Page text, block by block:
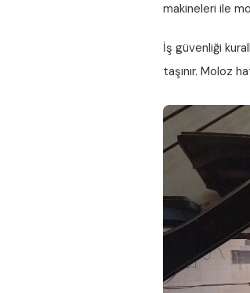
makineleri ile
İş güvenliği
taşınır. Moloz